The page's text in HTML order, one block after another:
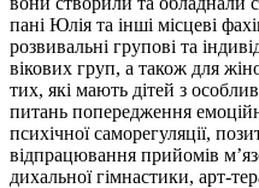
пані Юлія та інші місцеві
розвивальні групові та
вікових груп, а також для
тих, які мають дітей з
питань попередження
психічної саморегуляції,
відпрацювання прийомів
дихальної гімнастики, арт-